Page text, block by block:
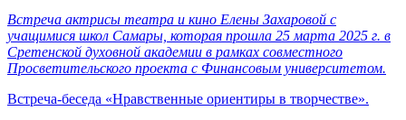
Встреча актрисы театра и кино Елены Захаровой с
учащимися школ Самары, которая прошла 25 марта 2025 г. в
Сретенской духовной академии в рамках совместного
Просветительского проекта с Финансовым университетом.
Встреча-беседа «Нравственные ориентиры в творчестве».